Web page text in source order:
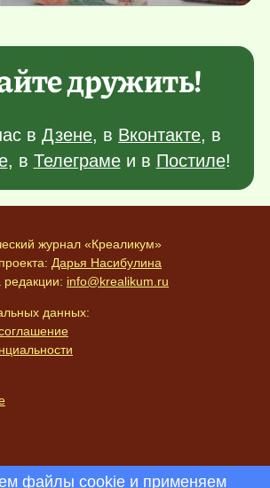
дружить!
в Дзене, в Вконтакте, в
, в Телеграмеи в Постиле!
журнал «Креаликум»
Дарья Насибулина
редакции: info@krealikum.ru
данных:
файлы cookie и применяем